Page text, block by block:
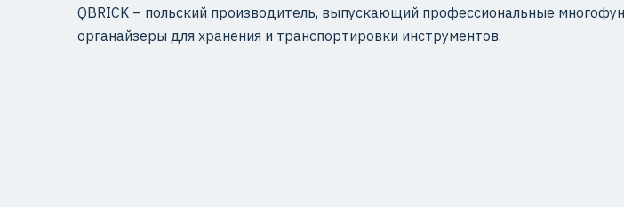
QBRICK – польский производитель, выпускающий профессиональные
органайзеры для хранения и транспортировки инструментов.